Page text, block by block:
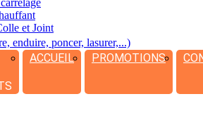
et Joint
enduire, poncer, lasurer,...)
ACCUEIL PROMOTIONS